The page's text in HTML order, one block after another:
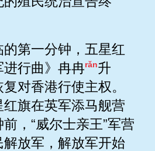
第一分钟，五星红
行曲》冉冉rǎn升
对香港行使主权。
旗在英军添马舰营
，“威尔士亲王”军营
放军，解放军开始